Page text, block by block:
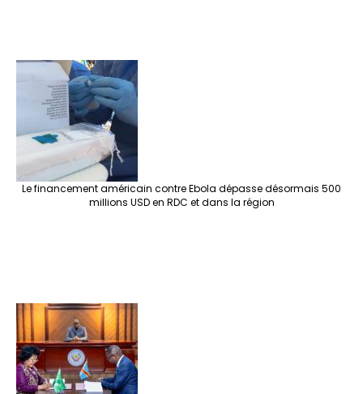
Le financement américain contre Ebola dépasse désormais 500
millions USD en RDC et dans la région